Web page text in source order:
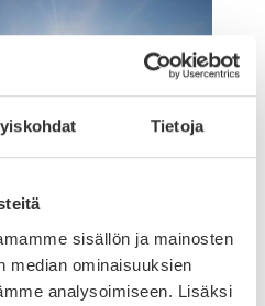
Tietoja
sisällön ja mainosten
median ominaisuuksien
analysoimiseen. Lisäksi
tekee sitä tal­